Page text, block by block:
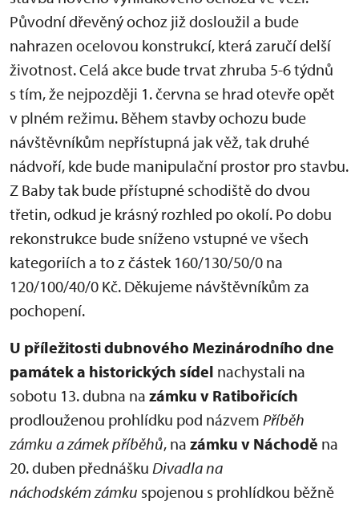
Původní dřevěný ochoz již dosloužil a bude
nahrazen ocelovou konstrukcí, která zaručí delší
životnost. Celá akce bude trvat zhruba 5-6 týdnů
s tím, že nejpozději 1. června se hrad otevře opět
v plném režimu. Během stavby ochozu bude
návštěvníkům nepřístupná jak věž, tak druhé
nádvoří, kde bude manipulační prostor pro stavbu.
Z Baby tak bude přístupné schodiště do dvou
třetin, odkud je krásný rozhled po okolí. Po dobu
rekonstrukce bude sníženo vstupné ve všech
kategoriích a to z částek 160/130/50/0 na
120/100/40/0 Kč. Děkujeme návštěvníkům za
pochopení.
U příležitosti dubnového Mezinárodního dne
památek a historických sídel nachystali na
sobotu 13. dubna na zámku v Ratibořicích
prodlouženou prohlídku pod názvem Příběh
zámku a zámek příběhů, na zámku v Náchodě na
20. duben přednášku Divadla na
náchodském zámku spojenou s prohlídkou běžně